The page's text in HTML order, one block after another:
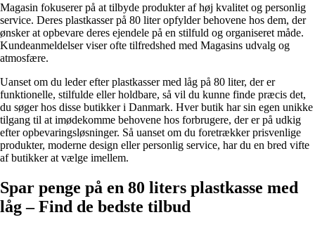
Magasin fokuserer på at tilbyde produkter af høj kvalitet og personlig
service. Deres plastkasser på 80 liter opfylder behovene hos dem, der
ønsker at opbevare deres ejendele på en stilfuld og organiseret måde.
Kundeanmeldelser viser ofte tilfredshed med Magasins udvalg og
atmosfære.
Uanset om du leder efter plastkasser med låg på 80 liter, der er
funktionelle, stilfulde eller holdbare, så vil du kunne finde præcis det,
du søger hos disse butikker i Danmark. Hver butik har sin egen unikke
tilgang til at imødekomme behovene hos forbrugere, der er på udkig
efter opbevaringsløsninger. Så uanset om du foretrækker prisvenlige
produkter, moderne design eller personlig service, har du en bred vifte
af butikker at vælge imellem.
Spar penge på en 80 liters plastkasse med
låg – Find de bedste tilbud